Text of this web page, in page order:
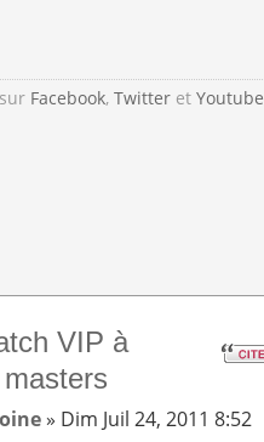
sur Facebook,Twitter etYoutube
VIP à
» Dim Juil 24, 2011 8:52